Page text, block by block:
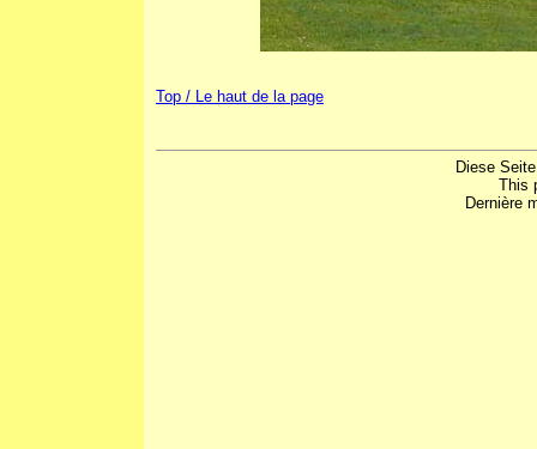
Top / Le haut de la page
Diese
This
Dernière